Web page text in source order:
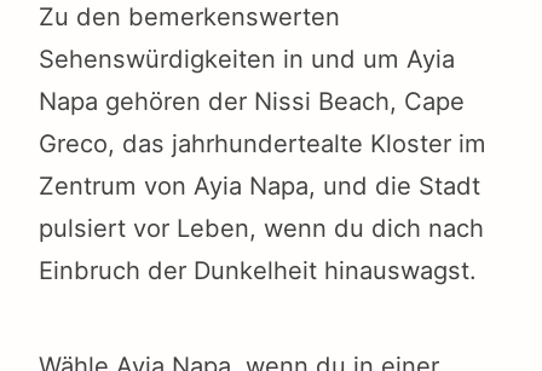
Zu den bemerkenswerten
Sehenswürdigkeiten in und um Ayia
Napa gehören der Nissi Beach, Cape
Greco, das jahrhundertealte Kloster im
Zentrum von Ayia Napa, und die Stadt
pulsiert vor Leben, wenn du dich nach
Einbruch der Dunkelheit hinauswagst.